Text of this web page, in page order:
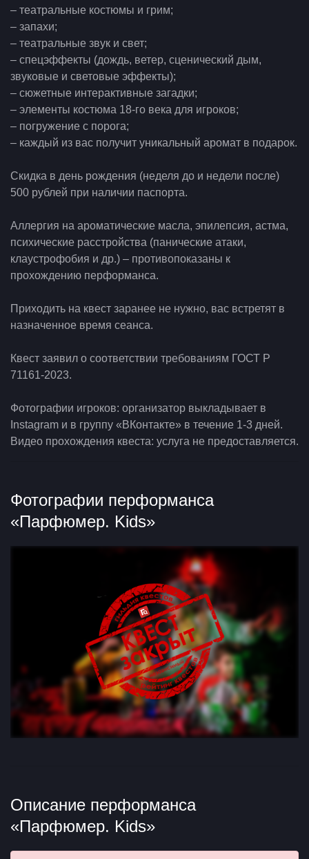
– театральные костюмы и грим;
– запахи;
– театральные звук и свет;
– спецэффекты (дождь, ветер, сценический дым,
звуковые и световые эффекты);
– сюжетные интерактивные загадки;
– элементы костюма 18-го века для игроков;
– погружение с порога;
– каждый из вас получит уникальный аромат в подарок.
Скидка в день рождения (неделя до и недели после)
500 рублей при наличии паспорта.
Аллергия на ароматические масла, эпилепсия, астма,
психические расстройства (панические атаки,
клаустрофобия и др.) – противопоказаны к
прохождению перформанса.
Приходить на квест заранее не нужно, вас встретят в
назначенное время сеанса.
Квест заявил о соответствии требованиям ГОСТ Р
71161-2023.
Фотографии игроков: организатор выкладывает в
Instagram и в группу «ВКонтакте» в течение 1-3 дней.
Видео прохождения квеста: услуга не предоставляется.
Фотографии перформанса
«Парфюмер. Kids»
Описание перформанса
«Парфюмер. Kids»